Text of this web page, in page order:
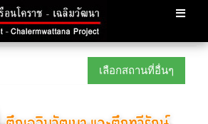
เลือกสถานที่อื่นๆ